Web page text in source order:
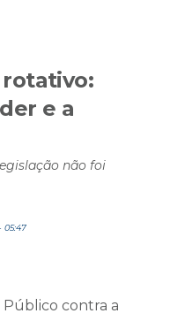
e a
não foi
05:47
Público contra a